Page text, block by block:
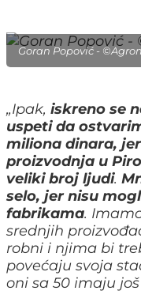
Goran Popović -
„Ipak, iskreno se
uspeti da
miliona dinara,
proizvodnja u
veliki broj ljudi.
selo, jer nisu
fabrikama.
srednjih
robni i njima bi
povećaju svoja
oni sa 50 imaju još